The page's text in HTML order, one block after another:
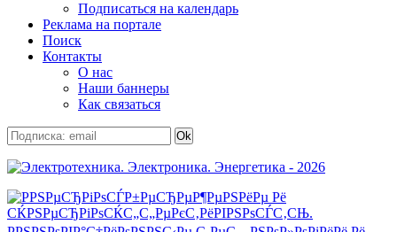
Подписаться на календарь
Реклама на портале
Поиск
Контакты
О нас
Наши баннеры
Как связаться